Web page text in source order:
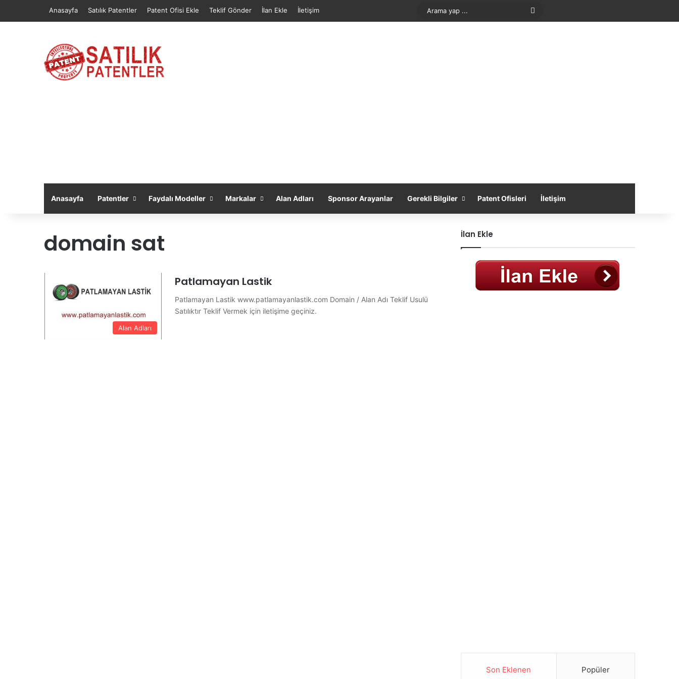
Anasayfa Satılık Patentler Patent Ofisi Ekle Teklif Gönder İlan Ekle İletişim
Anasayfa Patentler Faydalı Modeller Markalar Alan Adları Sponsor Arayanlar Gerekli Bilgiler Patent Ofisleri İletişim
domain sat
Alan Adları
Patlamayan Lastik
Patlamayan Lastik www.patlamayanlastik.com Domain / Alan Adı Teklif Usulü
Satılıktır Teklif Vermek için iletişime geçiniz.
İlan Ekle
Son Eklenen Popüler